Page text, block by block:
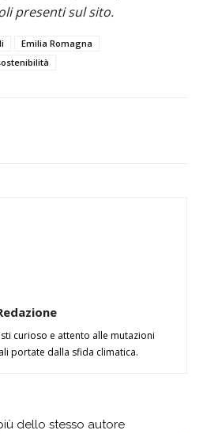
presenti sul sito.
Emilia Romagna
curioso e attento alle mutazioni
portate dalla sfida climatica.
dello stesso autore